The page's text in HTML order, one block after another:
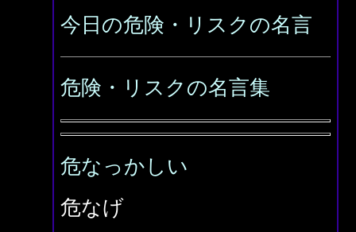
今日の危険・リスクの名言
危険・リスクの名言集
危なっかしい
危なげ